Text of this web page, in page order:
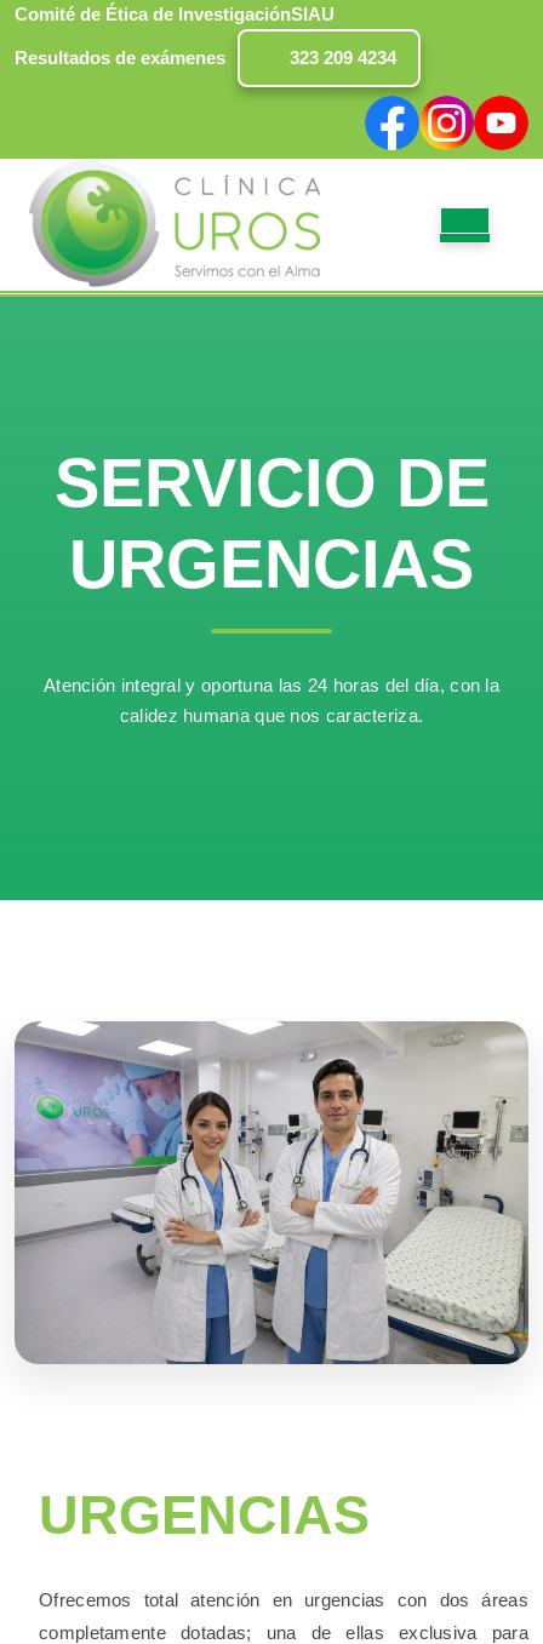
Saltar
contenido
Comité de Ética de InvestigaciónSIAU
Resultados de exámenes 323 209 4234
FacebookInstagram
DE
SERVICIO DE
URGENCIAS
Atención integral y oportuna las 24 horas del día, con la
calidez humana que nos caracteriza.
URGENCIAS
Ofrecemos total atención en urgencias con dos áreas
completamente dotadas; una de ellas exclusiva para